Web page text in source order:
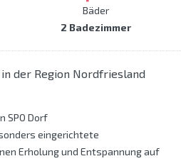
Bäder
2 Badezimmer
der Region Nordfriesland
SPO Dorf
eingerichtete
Erholung und Entspannung auf